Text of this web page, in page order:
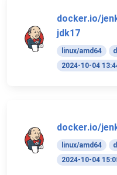
docker.io/
jdk17
linux/amd64
2024-10-04
docker.io/
linux/amd64
2024-10-04